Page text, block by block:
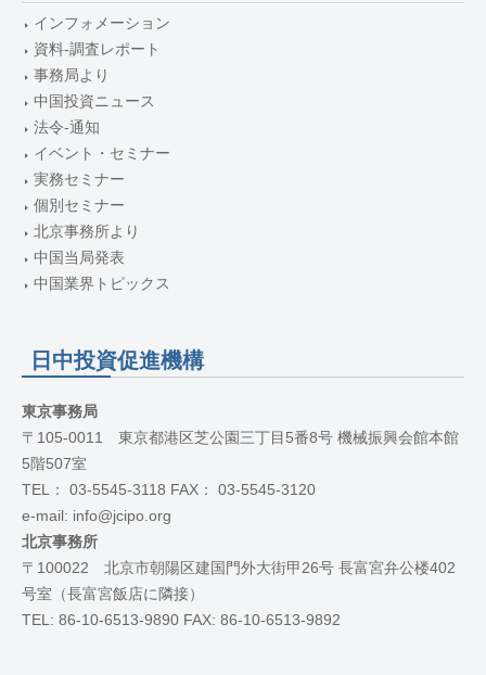
インフォメーション
資料-調査レポート
事務局より
中国投資ニュース
法令-通知
イベント・セミナー
実務セミナー
個別セミナー
北京事務所より
中国当局発表
中国業界トピックス
日中投資促進機構
東京事務局
〒105-0011 東京都港区芝公園三丁目5番8号 機械振興会館本館
5階507室
TEL： 03-5545-3118 FAX： 03-5545-3120
e-mail: info@jcipo.org
北京事務所
〒100022 北京市朝陽区建国門外大街甲26号 長富宮弁公楼402
号室（長富宮飯店に隣接）
TEL: 86-10-6513-9890 FAX: 86-10-6513-9892